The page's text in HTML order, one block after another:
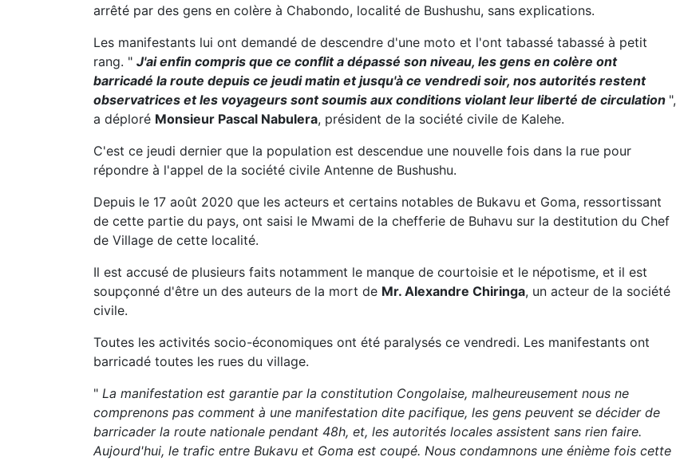
arrêté par des gens en colère à Chabondo, localité de Bushushu, sans explications.
Les manifestants lui ont demandé de descendre d'une moto et l'ont tabassé tabassé à petit
rang. " J'ai enfin compris que ce conflit a dépassé son niveau, les gens en colère ont
barricadé la route depuis ce jeudi matin et jusqu'à ce vendredi soir, nos autorités restent
observatrices et les voyageurs sont soumis aux conditions violant leur liberté de circulation ",
a déploré Monsieur Pascal Nabulera, président de la société civile de Kalehe.
C'est ce jeudi dernier que la population est descendue une nouvelle fois dans la rue pour
répondre à l'appel de la société civile Antenne de Bushushu.
Depuis le 17 août 2020 que les acteurs et certains notables de Bukavu et Goma, ressortissant
de cette partie du pays, ont saisi le Mwami de la chefferie de Buhavu sur la destitution du Chef
de Village de cette localité.
Il est accusé de plusieurs faits notamment le manque de courtoisie et le népotisme, et il est
soupçonné d'être un des auteurs de la mort de Mr. Alexandre Chiringa, un acteur de la société
civile.
Toutes les activités socio-économiques ont été paralysés ce vendredi. Les manifestants ont
barricadé toutes les rues du village.
" La manifestation est garantie par la constitution Congolaise, malheureusement nous ne
comprenons pas comment à une manifestation dite pacifique, les gens peuvent se décider de
barricader la route nationale pendant 48h, et, les autorités locales assistent sans rien faire.
Aujourd'hui, le trafic entre Bukavu et Goma est coupé. Nous condamnons une énième fois cette